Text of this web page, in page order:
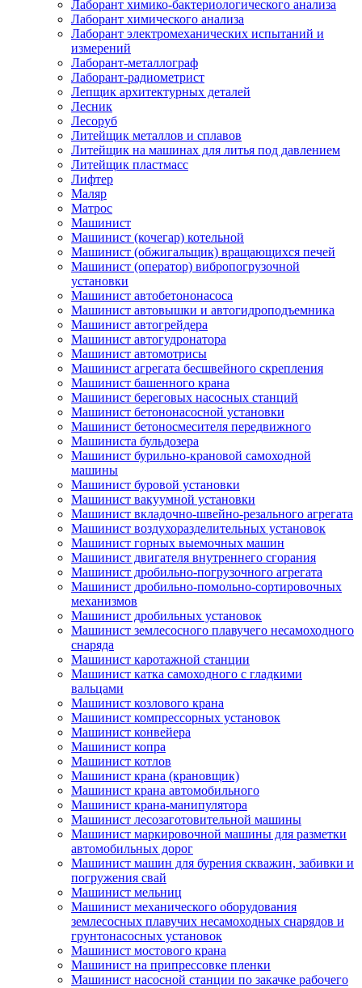
Лаборант химико-бактериологического анализа
Лаборант химического анализа
Лаборант электромеханических испытаний и
измерений
Лаборант-металлограф
Лаборант-радиометрист
Лепщик архитектурных деталей
Лесник
Лесоруб
Литейщик металлов и сплавов
Литейщик на машинах для литья под давлением
Литейщик пластмасс
Лифтер
Маляр
Матрос
Машинист
Машинист (кочегар) котельной
Машинист (обжигальщик) вращающихся печей
Машинист (оператор) вибропогрузочной
установки
Машинист автобетононасоса
Машинист автовышки и автогидроподъемника
Машинист автогрейдера
Машинист автогудронатора
Машинист автомотрисы
Машинист агрегата бесшвейного скрепления
Машинист башенного крана
Машинист береговых насосных станций
Машинист бетононасосной установки
Машинист бетоносмесителя передвижного
Машиниста бульдозера
Машинист бурильно-крановой самоходной
машины
Машинист буровой установки
Машинист вакуумной установки
Машинист вкладочно-швейно-резального агрегата
Машинист воздухоразделительных установок
Машинист горных выемочных машин
Машинист двигателя внутреннего сгорания
Машинист дробильно-погрузочного агрегата
Машинист дробильно-помольно-сортировочных
механизмов
Машинист дробильных установок
Машинист землесосного плавучего несамоходного
снаряда
Машинист каротажной станции
Машинист катка самоходного с гладкими
вальцами
Машинист козлового крана
Машинист компрессорных установок
Машинист конвейера
Машинист копра
Машинист котлов
Машинист крана (крановщик)
Машинист крана автомобильного
Машинист крана-манипулятора
Машинист лесозаготовительной машины
Машинист маркировочной машины для разметки
автомобильных дорог
Машинист машин для бурения скважин, забивки и
погружения свай
Машинист мельниц
Машинист механического оборудования
землесосных плавучих несамоходных снарядов и
грунтонасосных установок
Машинист мостового крана
Машинист на припрессовке пленки
Машинист насосной станции по закачке рабочего